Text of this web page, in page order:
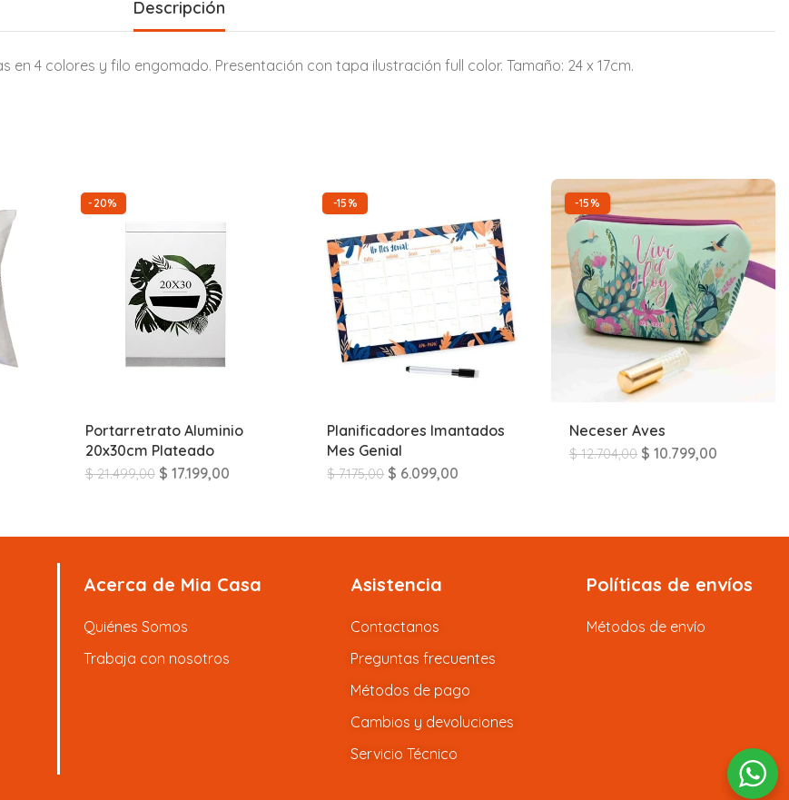
Descripción
4 colores y filo engomado. Presentación con tapa ilustración full color. Tamaño: 24 x 17cm.
-20%
Portarretrato Aluminio
20x30cm Plateado
$21.499,00 $ 17.199,00
-15%
Planificadores Imantados
Mes Genial
$7.175,00 $ 6.099,00
-15%
Neceser Aves
$12.704,00 $ 10.799,00
Acerca de Mia Casa
Quiénes Somos
Trabaja con nosotros
Asistencia
Contactanos
Preguntas frecuentes
Métodos de pago
Cambios y devoluciones
Servicio Técnico
Políticas de envíos
Métodos de envío